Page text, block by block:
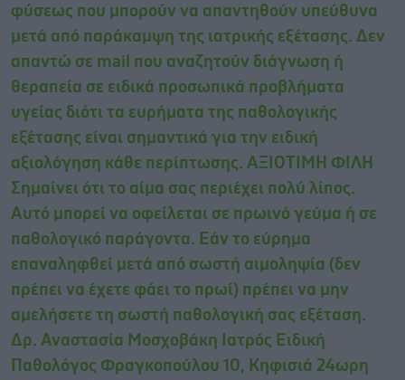
φύσεως που μπορούν να απαντηθούν υπεύθυνα
μετά από παράκαμψη της ιατρικής εξέτασης. Δεν
απαντώ σε mail που αναζητούν διάγνωση ή
θεραπεία σε ειδικά προσωπικά προβλήματα
υγείας διότι τα ευρήματα της παθολογικής
εξέτασης είναι σημαντικά για την ειδική
αξιολόγηση κάθε περίπτωσης. ΑΞΙΟΤΙΜΗ ΦΙΛΗ
Σημαίνει ότι το αίμα σας περιέχει πολύ λίπος.
Αυτό μπορεί να οφείλεται σε πρωινό γεύμα ή σε
παθολογικό παράγοντα. Εάν το εύρημα
επαναληφθεί μετά από σωστή αιμοληψία (δεν
πρέπει να έχετε φάει το πρωί) πρέπει να μην
αμελήσετε τη σωστή παθολογική σας εξέταση.
Δρ. Αναστασία Μοσχοβάκη Ιατρός Ειδική
Παθολόγος Φραγκοπούλου 10, Κηφισιά 24ωρη